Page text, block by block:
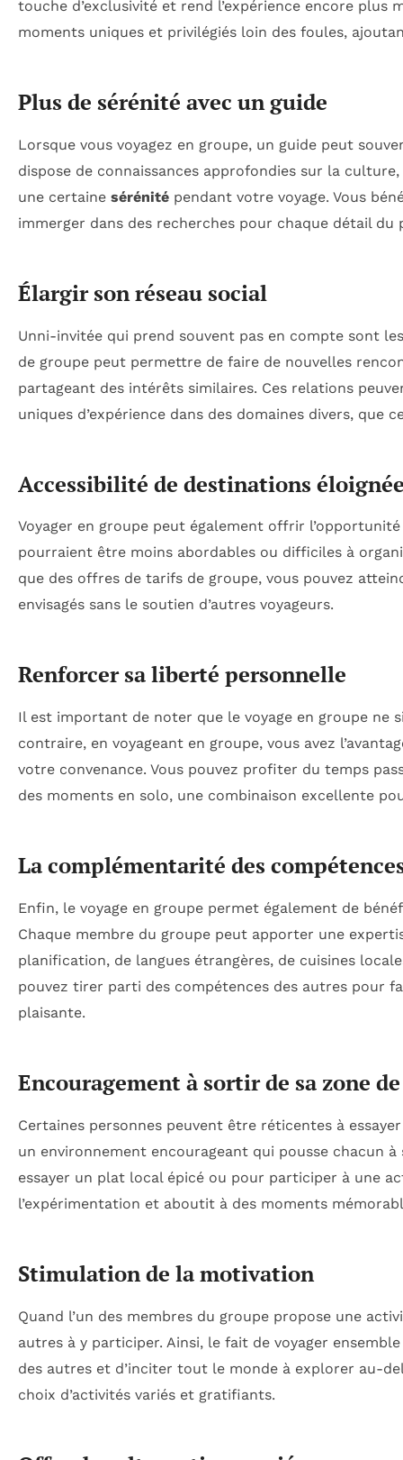
touche d’exclusivité et rend l’expérience encore
moments uniques et privilégiés loin des foules,
Plus de sérénité avec un guide
Lorsque vous voyagez en groupe, un guide peut
dispose de connaissances approfondies sur la
une certaine sérénité pendant votre voyage. Vous
immerger dans des recherches pour chaque détail du
Élargir son réseau social
Unni-invitée qui prend souvent pas en compte sont
de groupe peut permettre de faire de nouvelles
partageant des intérêts similaires. Ces relations
uniques d’expérience dans des domaines divers, que
Accessibilité de destinations
Voyager en groupe peut également offrir
pourraient être moins abordables ou difficiles à
que des offres de tarifs de groupe, vous pouvez
envisagés sans le soutien d’autres voyageurs.
Renforcer sa liberté personnelle
Il est important de noter que le voyage en groupe ne
contraire, en voyageant en groupe, vous avez
votre convenance. Vous pouvez profiter du temps
des moments en solo, une combinaison excellente
La complémentarité des
Enfin, le voyage en groupe permet également de
Chaque membre du groupe peut apporter une
planification, de langues étrangères, de cuisines
pouvez tirer parti des compétences des autres pour
plaisante.
Encouragement à sortir de sa zone
Certaines personnes peuvent être réticentes à
un environnement encourageant qui pousse chacun
essayer un plat local épicé ou pour participer à une
l’expérimentation et aboutit à des moments
Stimulation de la motivation
Quand l’un des membres du groupe propose une
autres à y participer. Ainsi, le fait de voyager
des autres et d’inciter tout le monde à explorer au-
choix d’activités variés et gratifiants.